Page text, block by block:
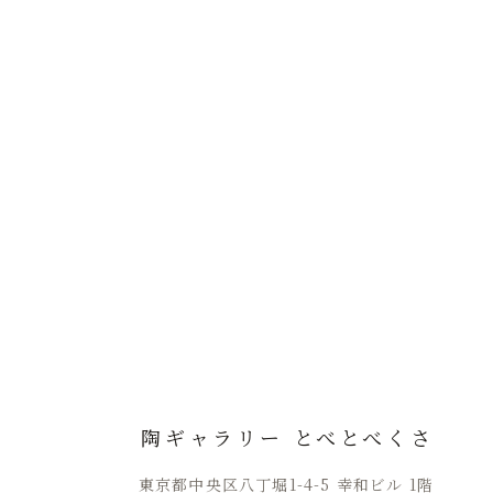
陶ギャラリー とべとべくさ
東京都中央区八丁堀1-4-5 幸和ビル 1階